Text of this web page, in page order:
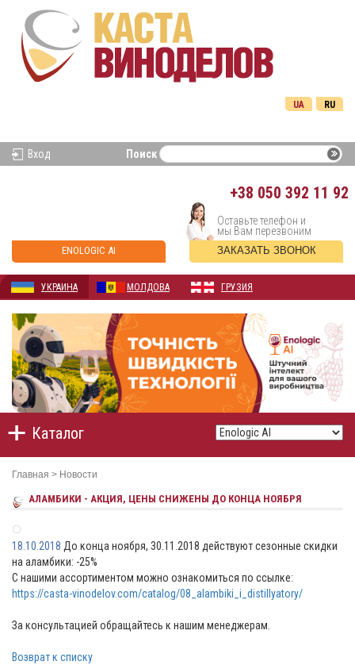
RU
UA
Вход Поиск
+38 050 392 11 92
ENOLOGIC AI
Оставьте телефон и
мы Вам перезвоним
ЗАКАЗАТЬ ЗВОНОК
УКРАИНА МОЛДОВА ГРУЗИЯ
Каталог
Главная > Новости
АЛАМБИКИ - АКЦИЯ, ЦЕНЫ СНИЖЕНЫ ДО КОНЦА НОЯБРЯ
18.10.2018 До конца ноября, 30.11.2018 действуют сезонные скидки
на аламбики: -25%
С нашими ассортиментом можно ознакомиться по ссылке:
https://casta-vinodelov.com/catalog/08_alambiki_i_distillyatory/
За консультацией обращайтесь к нашим менеджерам.
Возврат к списку